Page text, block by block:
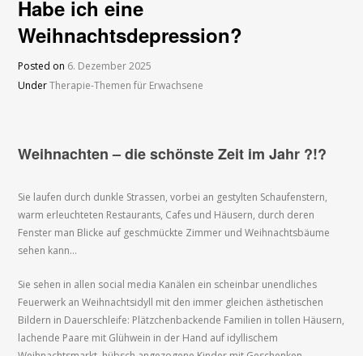
Habe ich eine
Weihnachtsdepression?
Posted on 6. Dezember 2025
UnderTherapie-Themen für Erwachsene
Weihnachten – die schönste Zeit im Jahr ?!?
Sie laufen durch dunkle Strassen, vorbei an gestylten Schaufenstern,
warm erleuchteten Restaurants, Cafes und Häusern, durch deren
Fenster man Blicke auf geschmückte Zimmer und Weihnachtsbäume
sehen kann…
Sie sehen in allen social media Kanälen ein scheinbar unendliches
Feuerwerk an Weihnachtsidyll mit den immer gleichen ästhetischen
Bildern in Dauerschleife: Plätzchenbackende Familien in tollen Häusern,
lachende Paare mit Glühwein in der Hand auf idyllischem